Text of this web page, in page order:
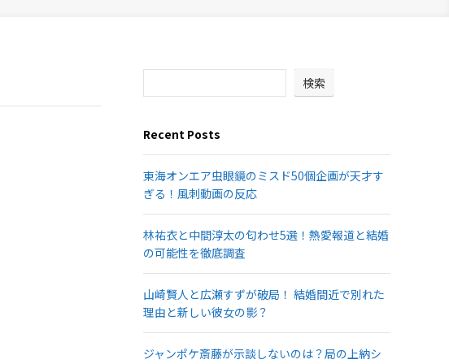
検索
Recent Posts
東海オンエア虫眼鏡のミスド50個企画が天才す
ぎる！風刺動画の反応
林祐衣と中間淳太の匂わせ5選！熱愛報道と結婚
の可能性を徹底調査
山崎賢人と広瀬すずが破局！ 結婚間近で別れた
理由と新しい彼女の影？
ジャンポケ斎藤が示談しないのは？局の上納シ